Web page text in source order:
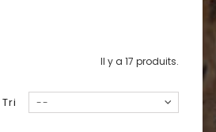
Il y a 17 produits.
Tri --